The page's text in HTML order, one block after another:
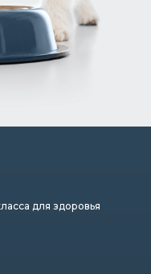
для здоровья